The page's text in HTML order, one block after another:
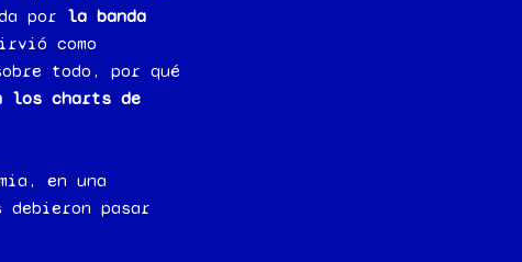
por la banda
como
todo, por qué
los charts de
en una
debieron pasar